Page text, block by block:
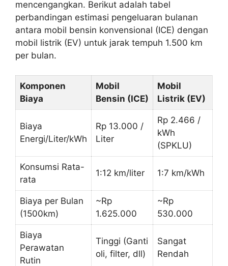
mencengangkan. Berikut adalah tabel
perbandingan estimasi pengeluaran bulanan
antara mobil bensin konvensional (ICE) dengan
mobil listrik (EV) untuk jarak tempuh 1.500 km
per bulan.
Komponen
Biaya
Mobil
Bensin (ICE)
Mobil
Listrik (EV)
Biaya
Energi/Liter/kWh
Rp 13.000 /
Liter
Rp 2.466 /
kWh
(SPKLU)
Konsumsi Rata-
rata
1:12 km/liter 1:7 km/kWh
Biaya per Bulan
(1500km)
~Rp
1.625.000
~Rp
530.000
Biaya
Perawatan
Rutin
Tinggi (Ganti
oli, filter, dll)
Sangat
Rendah